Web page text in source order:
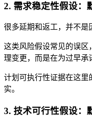
2. 需求稳定性假设：
很多延期和返工，并不是
这类风险假设常见的误区
理变更，而是在为过早承
计划可执行性证据在这里
实。
3. 技术可行性假设：